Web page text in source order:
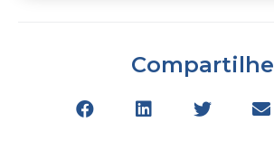
Compartilhe